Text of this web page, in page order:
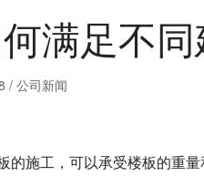
满足不同
/ 公司新闻
施工，可以承受楼板的重